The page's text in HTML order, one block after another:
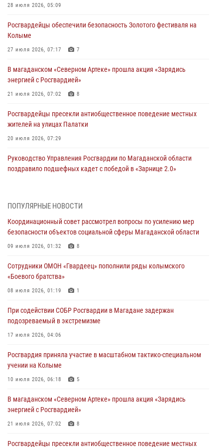
28 июля 2026, 05:09
Росгвардейцы обеспечили безопасность Золотого фестиваля на
Колыме
27 июля 2026, 07:17 7
В магаданском «Северном Артеке» прошла акция «Зарядись
энергией с Росгвардией»
21 июля 2026, 07:02 8
Росгвардейцы пресекли антиобщественное поведение местных
жителей на улицах Палатки
20 июля 2026, 07:29
Руководство Управления Росгвардии по Магаданской области
поздравило подшефных кадет с победой в «Зарнице 2.0»
При содействии СОБР Росгвардии в Магадане задержан
17 июля 2026, 04:06
«Каникулы с Росгвардией» продолжаются на Колыме
Начальник Главного штаба – первый заместитель директора
Росгвардии Герой России генерал-полковник Сергей Бойко
15 июля 2026, 06:21
Кинологический тандем из Магадана завоевал бронзу на
15 июля 2026, 04:34
ПОПУЛЯРНЫЕ НОВОСТИ
Координационный совет рассмотрел вопросы по усилению мер
безопасности объектов социальной сферы Магаданской области
09 июля 2026, 01:32 8
Сотрудники ОМОН «Гвардеец» пополнили ряды колымского
«Боевого братства»
08 июля 2026, 01:19 1
При содействии СОБР Росгвардии в Магадане задержан
подозреваемый в экстремизме
17 июля 2026, 04:06
Росгвардия приняла участие в масштабном тактико-специальном
учении на Колыме
10 июля 2026, 06:18 5
В магаданском «Северном Артеке» прошла акция «Зарядись
энергией с Росгвардией»
21 июля 2026, 07:02 8
Росгвардейцы пресекли антиобщественное поведение местных